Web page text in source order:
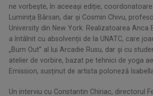
ne vorbește, în aceeași ediție,
Luminița Bârsan, dar și Cosmin Chivu,
University din New York. Realizatoarea Anca
a întâlnit cu absolvenții de la UNATC, care
„Burn Out” al lui Arcadie Rusu, dar și cu
atelier de vorbire, bazat pe tehnici de yoga
Emission, susținut de artista poloneză
Un interviu cu Constantin Chiriac, directorul